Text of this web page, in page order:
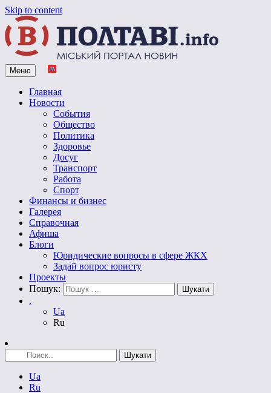
Skip to content
Vpoltave.info
Полтавский портал новостей
Меню
Главная
Новости
События
Общество
Политика
Здоровье
Досуг
Транспорт
Работа
Спорт
Финансы и бизнес
Галерея
Справочная
Афиша
Блоги
Юридические вопросы в сфере ЖКХ
Задай вопрос юристу
Проекты
Пошук:
.
Ua
Ru
Ua
Ru